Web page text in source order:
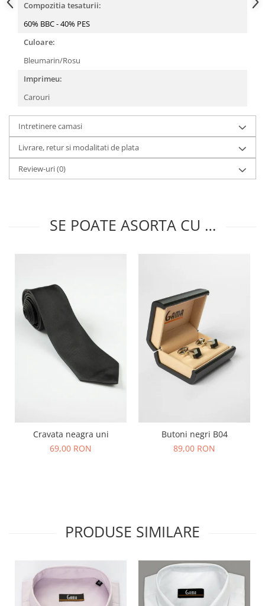
Compozitia tesaturii:
60% BBC - 40% PES
Culoare:
Bleumarin/Rosu
Imprimeu:
Carouri
Intretinere camasi
Livrare, retur si modalitati de plata
Review-uri(0)
SE POATE ASORTA CU …
Cravata neagra uni
69,00 RON
Butoni negri B04
89,00 RON
PRODUSE SIMILARE